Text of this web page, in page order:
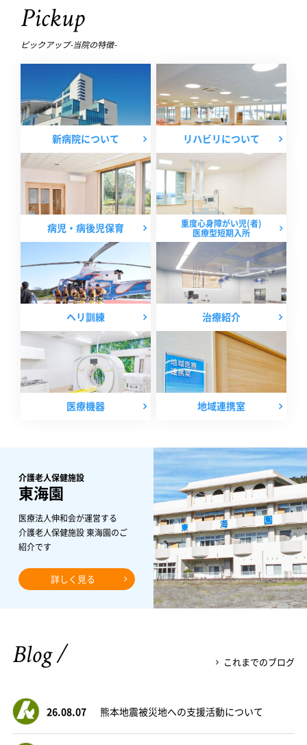
Pickup
ピックアップ-当院の特徴-
新病院について リハビリについて
病児・病後児保育 重度心身障がい児(者)
医療型短期入所
ヘリ訓練 治療紹介
医療機器 地域連携室
介護老人保健施設
東海園
医療法人伸和会が運営する
介護老人保健施設 東海園のご
紹介です
詳しく見る
Blog /
26.08.07 熊本地震被災地への支援活動について
これまでのブログ